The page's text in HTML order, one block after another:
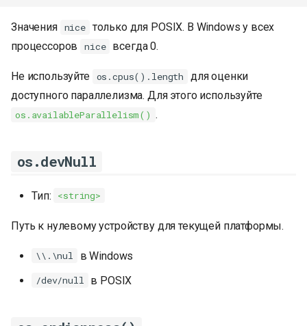
Значения nice только для POSIX. В Windows у всех
процессоров
nice всегда 0.
Не используйте os.cpus().length
для оценки
доступного параллелизма. Для этого используйте
os.availableParallelism() .
os.devNull
Тип: <string>
Путь к нулевому устройству для текущей платформы.
\\.\nul в Windows
/dev/null в POSIX